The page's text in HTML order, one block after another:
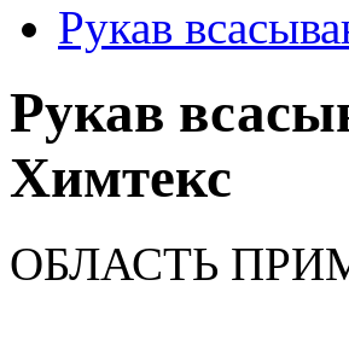
Рукав
Рукав
Химтекс
ОБЛАСТЬ